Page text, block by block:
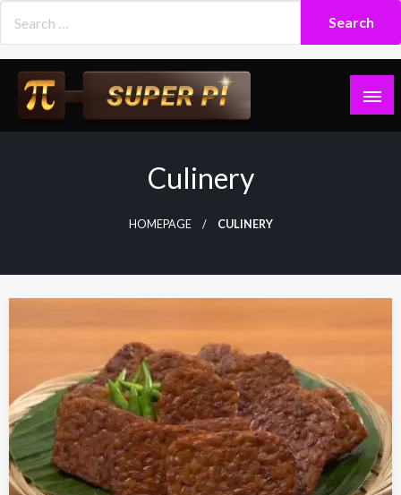
content
Culinery
HOMEPAGE CULINERY